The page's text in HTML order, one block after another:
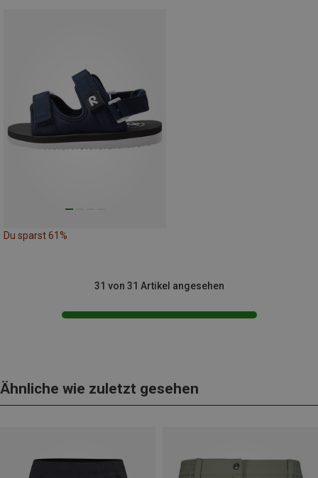
Du sparst 61%
31 von 31 Artikel angesehen
Ähnliche wie zuletzt gesehen